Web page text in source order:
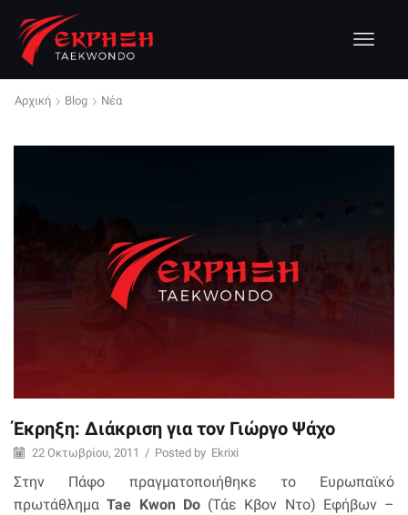
Αρχική Blog Νέα
Έκρηξη: Διάκριση για τον Γιώργο Ψάχο
22 Οκτωβρίου, 2011 / Posted by Ekrixi
Στην Πάφο πραγματοποιήθηκε το Ευρωπαϊκό
πρωτάθλημαTae Kwon Do(Τάε Κβον Ντο) Εφήβων –